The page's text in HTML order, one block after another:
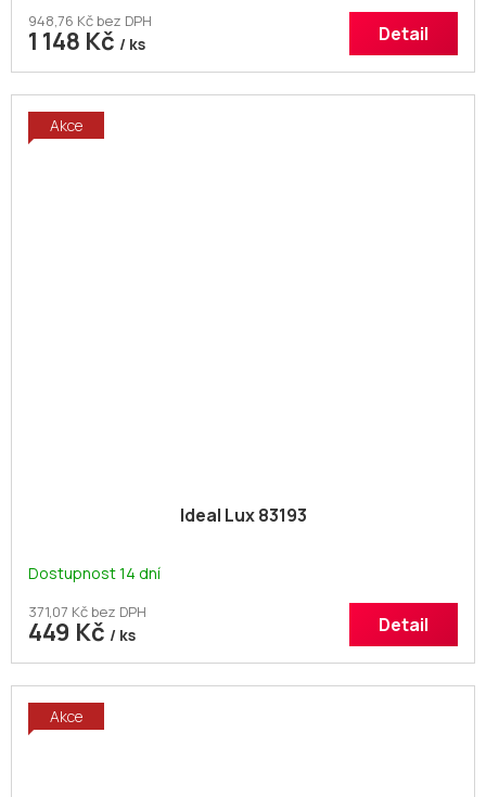
948,76 Kč bez DPH
1 148 Kč / ks Detail
Akce
Ideal Lux 83193
Dostupnost 14 dní
371,07 Kč bez DPH
449 Kč / ks Detail
Akce